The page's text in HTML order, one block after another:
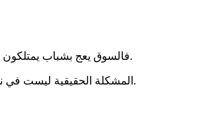
​فالسوق يعج بشباب يمتلكون مهارات تقنية ولغوية خارقة ومع ذلك يعانون من البطالة، ليس عجزا منهم بل لأن سوق العمل لدينا ضبابي وغير واضح.
​المشكلة الحقيقية ليست في ندرة المهارة بل في ندرة الوصول فالفرص غالبا لا تعلن للكفاءات بل تمرر في الغرف المغلقة عبر العلاقات والمعارف.